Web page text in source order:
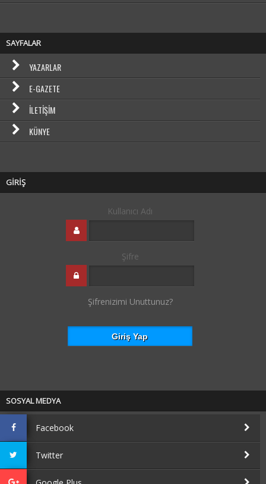
SAYFALAR
YAZARLAR
E-GAZETE
İLETIŞIM
KÜNYE
GİRİŞ
Kullanıcı Adı
Şifre
Şifrenizimi Unuttunuz?
SOSYAL MEDYA
Facebook
Twitter